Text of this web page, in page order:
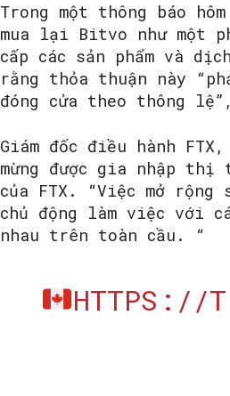
Trong một thông báo
mua lại Bitvo như một
cấp các sản phẩm và
rằng thỏa thuận này
đóng cửa theo thông
Giám đốc điều hành
mừng được gia nhập thị
của FTX. “Việc mở
chủ động làm việc với
nhau trên toàn cầu. “
HTTPS://